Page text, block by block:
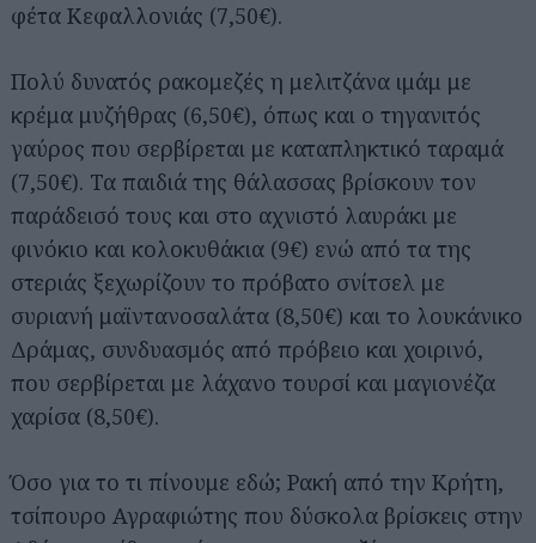
φέτα Κεφαλλονιάς (7,50€).
Πολύ δυνατός ρακομεζές η μελιτζάνα ιμάμ με
κρέμα μυζήθρας (6,50€), όπως και ο τηγανιτός
γαύρος που σερβίρεται με καταπληκτικό ταραμά
(7,50€). Τα παιδιά της θάλασσας βρίσκουν τον
παράδεισό τους και στο αχνιστό λαυράκι με
φινόκιο και κολοκυθάκια (9€) ενώ από τα της
στεριάς ξεχωρίζουν το πρόβατο σνίτσελ με
συριανή μαϊντανοσαλάτα (8,50€) και το λουκάνικο
Δράμας, συνδυασμός από πρόβειο και χοιρινό,
που σερβίρεται με λάχανο τουρσί και μαγιονέζα
χαρίσα (8,50€).
Όσο για το τι πίνουμε εδώ; Ρακή από την Κρήτη,
τσίπουρο Αγραφιώτης που δύσκολα βρίσκεις στην